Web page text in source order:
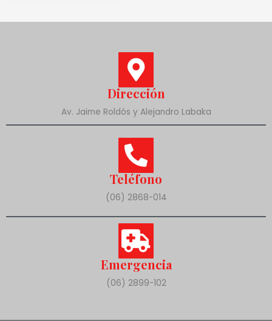
Dirección
Av. Jaime Roldós y Alejandro Labaka
Teléfono
(06) 2868-014
Emergencia
(06) 2899-102